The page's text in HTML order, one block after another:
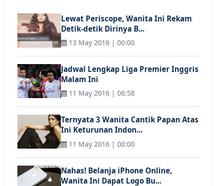
Lewat Periscope, Wanita Ini Rekam
Detik-detik Dirinya B...
13 May 2016 | 00:00
Jadwal Lengkap Liga Premier Inggris
Malam Ini
11 May 2016 | 06:58
Ternyata 3 Wanita Cantik Papan Atas
Ini Keturunan Indon...
11 May 2016 | 00:00
Nahas! Belanja iPhone Online,
Wanita Ini Dapat Logo Bu...